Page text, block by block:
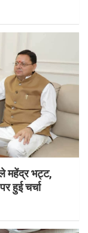
महेंद्र भट्ट,
हुई चर्चा